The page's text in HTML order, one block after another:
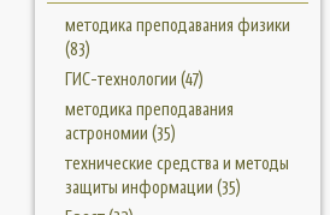
методика преподавания физики
(83)
ГИС-технологии (47)
методика преподавания
астрономии (35)
технические средства и методы
защиты информации (35)